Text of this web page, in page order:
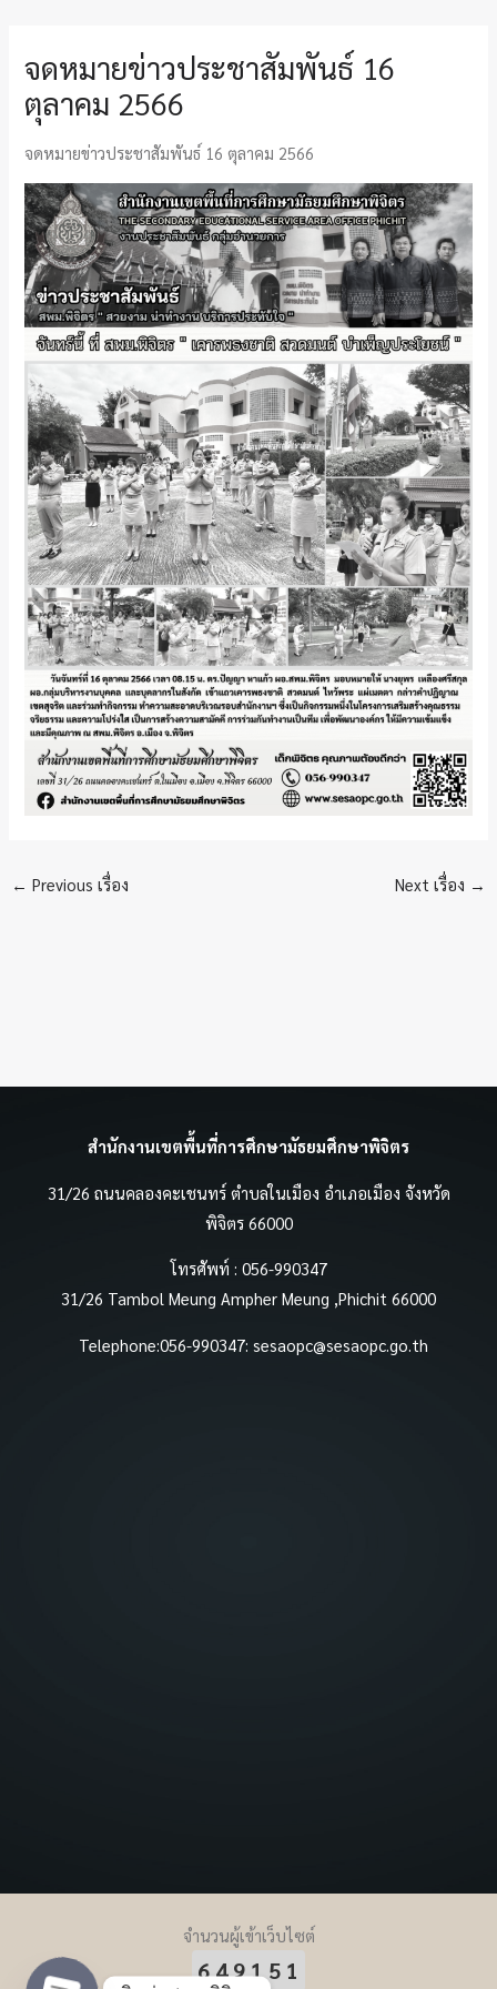
จดหมายข่าวประชาสัมพันธ์ 16
ตุลาคม 2566
จดหมายข่าวประชาสัมพันธ์ 16 ตุลาคม 2566
← Previous เรื่อง Next เรื่อง →
สำนักงานเขตพื้นที่การศึกษามัธยมศึกษาพิจิตร
31/26 ถนนคลองคะเชนทร์ ตำบลในเมือง อำเภอเมือง จังหวัด
พิจิตร 66000
โทรศัพท์ : 056-990347
31/26 Tambol Meung Ampher Meung ,Phichit 66000
Telephone:056-990347: sesaopc@sesaopc.go.th
จำนวนผู้เข้าเว็บไซต์
649151